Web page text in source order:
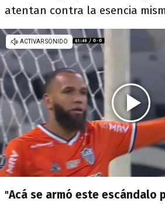
atentan contra la esencia
"Acá se armó este escándalo